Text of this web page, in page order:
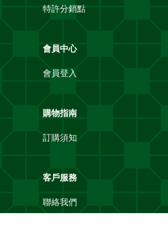
特許分銷點
會員中心
會員登入
購物指南
訂購須知
客戶服務
聯絡我們